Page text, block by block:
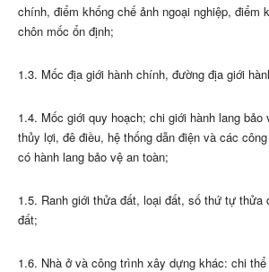
chính, điểm khống chế ảnh ngoại nghiệp, điểm
chôn mốc ổn định;
1.3. Mốc địa giới hành chính, đường địa giới
1.4. Mốc giới quy hoạch; chi giới hành lang bảo
thủy lợi, đê điều, hệ thống dẫn điện và các
có hành lang bảo vệ an toàn;
1.5. Ranh giới thửa đất, loại đất, số thứ tự thửa
đất;
1.6. Nhà ở và công trình xây dựng khác: chi